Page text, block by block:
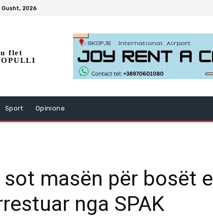
Gusht, 2026
flet
Sport Opinione
sot masën për bosët e
nga SPAK